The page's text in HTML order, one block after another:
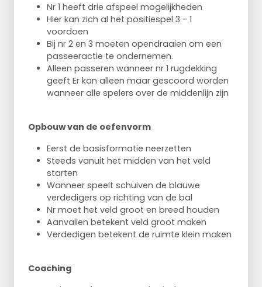
Nr 1 heeft drie afspeel mogelijkheden
Hier kan zich al het positiespel 3 - 1
voordoen
Bij nr 2 en 3 moeten opendraaien om een
passeeractie te ondernemen.
Alleen passeren wanneer nr 1 rugdekking
geeft Er kan alleen maar gescoord worden
wanneer alle spelers over de middenlijn zijn
Opbouw van de oefenvorm
Eerst de basisformatie neerzetten
Steeds vanuit het midden van het veld
starten
Wanneer speelt schuiven de blauwe
verdedigers op richting van de bal
Nr moet het veld groot en breed houden
Aanvallen betekent veld groot maken
Verdedigen betekent de ruimte klein maken
Coaching